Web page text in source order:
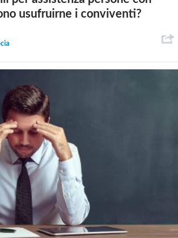
usufruirne i conviventi?